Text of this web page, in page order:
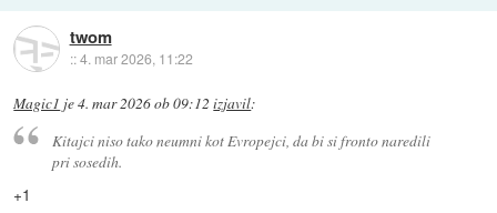
twom
::4. mar 2026, 11:22
Magic1 je4. mar 2026 ob 09:12 izjavil:
Kitajci niso tako neumni kot Evropejci, da bi si fronto naredili
pri sosedih.
+1